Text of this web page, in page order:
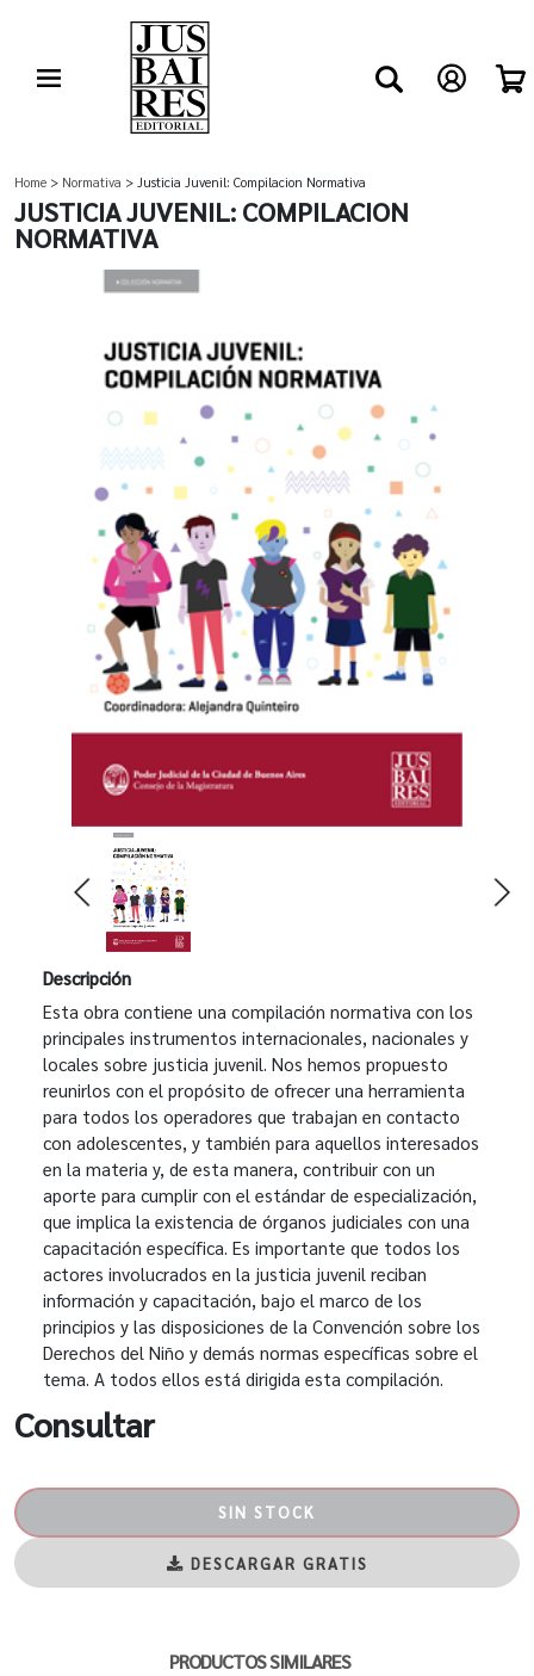
Home > Normativa > Justicia Juvenil: Compilacion Normativa
JUSTICIA JUVENIL: COMPILACION
NORMATIVA
Descripción
Esta obra contiene una compilación normativa con los
principales instrumentos internacionales, nacionales y
locales sobre justicia juvenil. Nos hemos propuesto
reunirlos con el propósito de ofrecer una herramienta
para todos los operadores que trabajan en contacto
con adolescentes, y también para aquellos interesados
en la materia y, de esta manera, contribuir con un
aporte para cumplir con el estándar de especialización,
que implica la existencia de órganos judiciales con una
capacitación específica. Es importante que todos los
actores involucrados en la justicia juvenil reciban
información y capacitación, bajo el marco de los
principios y las disposiciones de la Convención sobre los
Derechos del Niño y demás normas específicas sobre el
tema. A todos ellos está dirigida esta compilación.
Consultar
SIN STOCK
DESCARGAR GRATIS
PRODUCTOS SIMILARES